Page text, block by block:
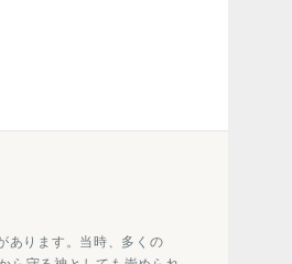
あります。当時、多くの